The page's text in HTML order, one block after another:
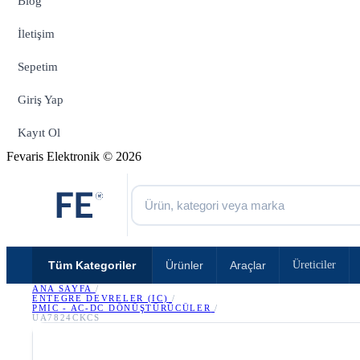
İletişim
Sepetim
Giriş Yap
Kayıt Ol
Fevaris Elektronik © 2026
Tüm Kategoriler Ürünler Araçlar Üreticiler
ANA SAYFA /
ENTEGRE DEVRELER (IC) /
PMIC - AC-DC DÖNÜŞTÜRÜCÜLER /
UA7824CKCS